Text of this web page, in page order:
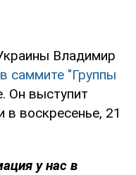
Владимир
саммите "Группы
Он выступит
в воскресенье, 21
у нас в